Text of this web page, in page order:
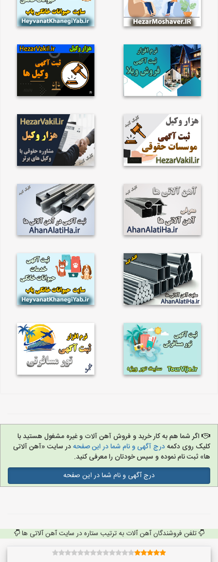
اگر شما هم به کار خرید و فروش آهن آلات و غیره مشغول هستید با
کلیک روی دکمهدرج آگهی و نام شما در این صفحهدر سایت «آهن آلاتی
ها» ثبت نام نموده و سپس خودتان را معرفی کنید.
درج آگهی و نام شما در این صفحه
تلفن فروشندگان آهن آلات به ترتیب ستاره در سایت آهن آلاتی ها